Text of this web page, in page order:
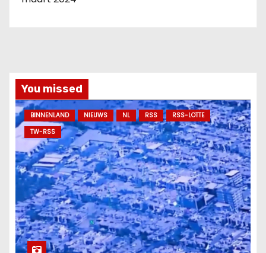
You missed
BINNENLAND NIEUWS NL RSS
RSS-LOTTE
TW-RSS